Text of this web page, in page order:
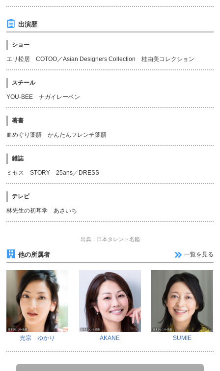
出演歴
ショー
エリ松居 COTOO／Asian Designers Collection 桂由美コレクション
スチール
YOU-BEE ナガイレーベン
著書
血めぐり薬膳 かんたんフレンチ薬膳
雑誌
ミセス STORY 25ans／DRESS
テレビ
林先生の初耳学 あさいち
出典：日本タレント名鑑
他の所属者 一覧を見る
光宗 ゆかり AKANE SUMIE